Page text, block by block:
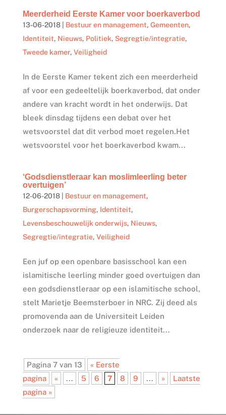
Meerderheid Eerste Kamer voor boerkaverbod
13-06-2018| Bestuur en management, Gemeenten,
Identiteit, Nieuws, Politiek, Segregtie/integratie,
Tweede kamer, Veiligheid
In de Eerste Kamer tekent zich een meerderheid
af voor een gedeeltelijk boerkaverbod, dat onder
andere van kracht wordt in het onderwijs. Dat
bleek dinsdag tijdens een debat over het
wetsvoorstel dat dit verbod moet regelen.Het
wetsvoorstel voor het boerkaverbod kwam...
‘Godsdienstleraar kan moslimleerling beter
overtuigen’
12-06-2018| Bestuur en management,
Burgerschapsvorming, Identiteit,
Levensbeschouwelijk onderwijs, Nieuws,
Segregtie/integratie, Veiligheid
Een juf op een openbare basisschool kan een
islamitische leerling minder goed overtuigen dan
een godsdienstleraar op een islamitische school,
stelt Marietje Beemsterboer in NRC. Zij deed als
promovenda aan de Universiteit Leiden
onderzoek naar de religieuze identiteit...
Pagina 7 van 13
« Eerste
pagina
« ... 5 6 7 8 9 ... »
Laatste
pagina »